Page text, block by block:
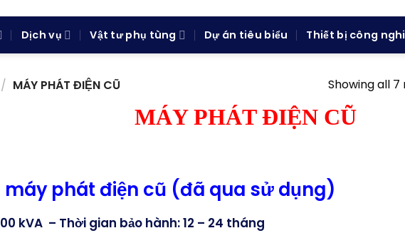
Dịch vụ Vật tư phụ tùng Dự án tiêu biểu Thiết bị công
/ MÁY PHÁT ĐIỆN CŨ Showing all 7
MÁY PHÁT ĐIỆN CŨ
phát điện cũ (đã qua sử dụng)
kVA – Thời gian bảo hành: 12 – 24 tháng